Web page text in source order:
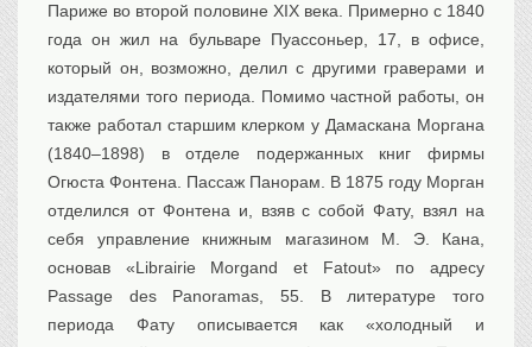
Париже во второй половине XIX века. Примерно с 1840
года он жил на бульваре Пуассоньер, 17, в офисе,
который он, возможно, делил с другими граверами и
издателями того периода. Помимо частной работы, он
также работал старшим клерком у Дамаскана Моргана
(1840–1898) в отделе подержанных книг фирмы
Огюста Фонтена. Пассаж Панорам. В 1875 году Морган
отделился от Фонтена и, взяв с собой Фату, взял на
себя управление книжным магазином М. Э. Кана,
основав «Librairie Morgand et Fatout» по адресу
Passage des Panoramas, 55. В литературе того
периода Фату описывается как «холодный и